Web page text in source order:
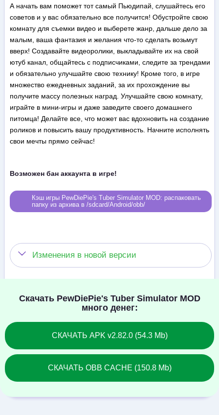
А начать вам поможет тот самый Пьюдипай, слушайтесь его
советов и у вас обязательно все получится! Обустройте свою
комнату для съемки видео и выберете жанр, дальше дело за
малым, ваша фантазия и желания что-то сделать возьмут
вверх! Создавайте видеоролики, выкладывайте их на свой
ютуб канал, общайтесь с подписчиками, следите за трендами
и обязательно улучшайте свою технику! Кроме того, в игре
множество ежедневных заданий, за их прохождение вы
получите массу полезных наград. Улучшайте свою комнату,
играйте в мини-игры и даже заведите своего домашнего
питомца! Делайте все, что может вас вдохновить на создание
роликов и повысить вашу продуктивность. Начните исполнять
свои мечты прямо сейчас!
Возможен бан аккаунта в игре!
Кэш игры PewDiePie's Tuber Simulator MOD: распаковать
папку из архива в /sdcard/Android/obb/
Изменения в новой версии
Скачать PewDiePie's Tuber Simulator MOD
много денег:
СКАЧАТЬ APK v2.82.0 (54.3 Mb)
СКАЧАТЬ OBB CACHE (150.8 Mb)